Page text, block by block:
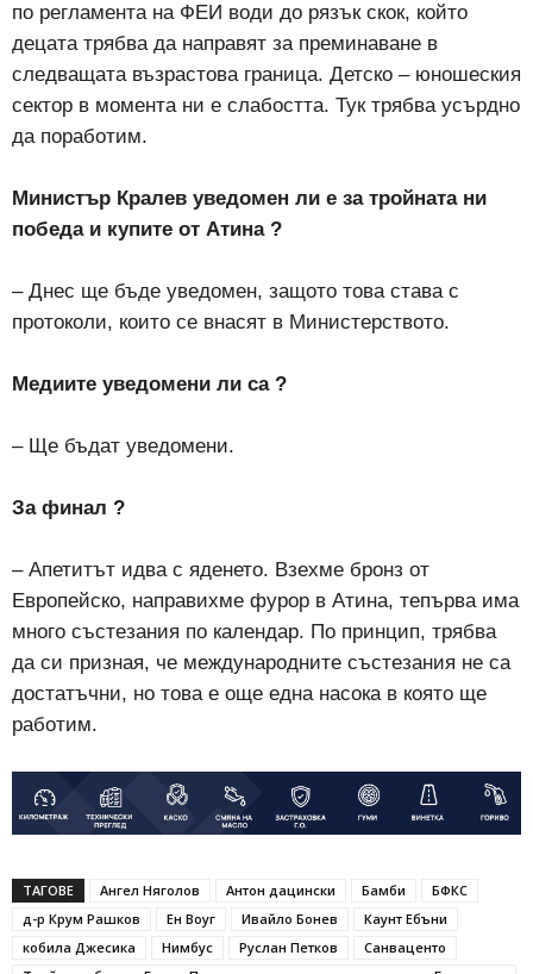
по регламента на ФЕИ води до рязък скок, който
децата трябва да направят за преминаване в
следващата възрастова граница. Детско – юношеския
сектор в момента ни е слабостта. Тук трябва усърдно
да поработим.
Министър Кралев уведомен ли е за тройната ни
победа и купите от Атина ?
– Днес ще бъде уведомен, защото това става с
протоколи, които се внасят в Министерството.
Медиите уведомени ли са ?
– Ще бъдат уведомени.
За финал ?
– Апетитът идва с яденето. Взехме бронз от
Европейско, направихме фурор в Атина, тепърва има
много състезания по календар. По принцип, трябва
да си призная, че международните състезания не са
достатъчни, но това е още една насока в която ще
работим.
ТАГОВЕ Ангел Няголов Антон дацински Бамби
БФКС
д-р Крум Рашков
Ен Воуг Ивайло Бонев
Каунт Ебъни
кобила Джесика
Нимбус Руслан Петков
Санваценто